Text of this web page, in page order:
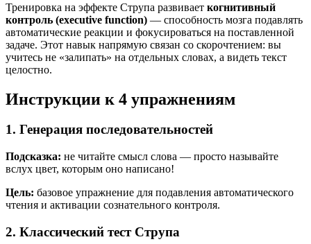
Тренировка на эффекте Струпа развивает когнитивный
контроль (executive function) — способность мозга подавлять
автоматические реакции и фокусироваться на поставленной
задаче. Этот навык напрямую связан со скорочтением: вы
учитесь не «залипать» на отдельных словах, а видеть текст
целостно.
Инструкции к 4 упражнениям
1. Генерация последовательностей
Подсказка: не читайте смысл слова — просто называйте
вслух цвет, которым оно написано!
Цель: базовое упражнение для подавления автоматического
чтения и активации сознательного контроля.
2. Классический тест Струпа